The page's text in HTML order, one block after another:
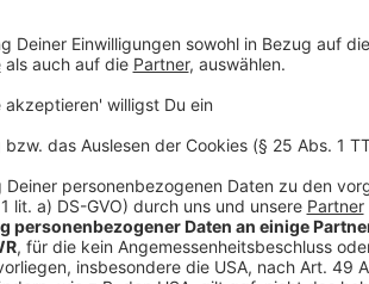
oder höhere Risikoeinstufung berechtigt
Kann der Reiseveranstalter seine Leistung
Reisemangel, werden Stornokosten fällig.
ADAC Tipp:Mit Flex-Tarifen sind
Urlaubsbeginn abgesichert und können
stornieren. Anschließend trägt der Kunde